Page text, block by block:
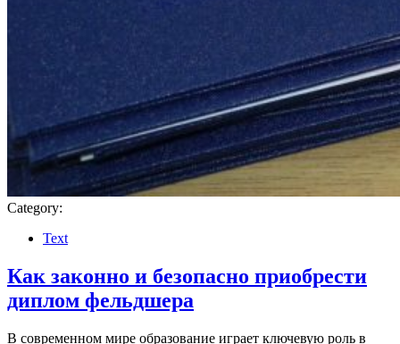
Category:
Text
Как законно и безопасно приобрести
диплом фельдшера
В современном мире образование играет ключевую роль в